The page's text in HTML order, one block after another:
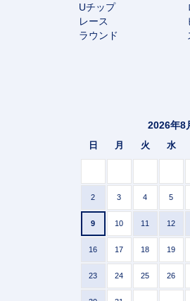
Uチップ
レース
ラウンド
2026年8
日 月 火 水
2 3 4 5
9 10 11 12
16 17 18 19
23 24 25 26